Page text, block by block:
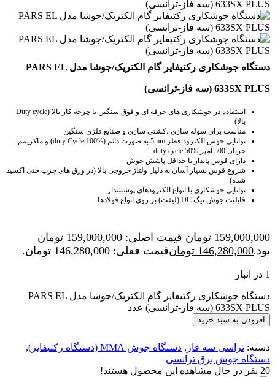
دستگاه جوشکاری رکتیفایر گام الکتریک/جوشا مدل PARS EL
633SX PLUS (سه فاز-ترانسی)
استفاده در جوشکاری های حرفه ای و فوق سنگین با چرخه کار بالا (Duty cycle
بالا)
مناسب برای سوله سازی ،کشتی سازی و صنایع فلزی سنگین
توانایی جوش الکترود قطر 5mm به صورت دائم (duty Cycle 100%) و ماکزیمم
جریان 500 آمپر duty cycle 50%
دارای قوس پایدار با حداقل پاشش جوش
شروع قوس بسیار آسان به دلیل ولتاژ خروجی بالا (در ورق های چرب حتی اکسید
شده)
توانایی جوشکاری با انواع الکترودهای پوششدار
قابلیت جوش تیگ DC (لیفت) بر روی انواع فولادها
159,000,000 تومان
قیمت اصلی: 159,000,000 تومان
بود.146,280,000 تومانقیمت فعلی: 146,280,000 تومان.
1 در انبار
دستگاه جوشکاری رکتیفایر گام الکتریک/جوشا مدل PARS EL
633SX PLUS (سه فاز-ترانسی) عدد
افزودن به سبد خرید
دسته: تراسی سه فاز , دستگاه جوش MMA (دستگاه رکتیفایر)
,
دستگاه جوش برق ترانسی
20 نفر در حال مشاهده این محصول هستند!